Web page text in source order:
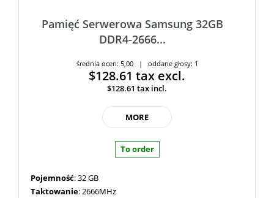
Pamięć Serwerowa Samsung 32GB
DDR4-2666...
średnia ocen: 5,00 | oddane głosy: 1
$128.61 tax excl.
$128.61 tax incl.
MORE
To order
Pojemność: 32 GB
Taktowanie: 2666MHz